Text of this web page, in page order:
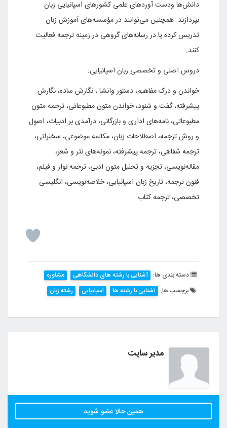
دانش‌ها ودست آورد‌های علمی کشورهای اسپانیایی زبان
بپردازند. همچنین می‌توانند در مؤسسه‌های آموزش زبان
تدریس کرده یا در رسانه‌های گروهی در زمینه ترجمه فعالیت
کنند.
دروس اصلی و تخصصی زبان اسپانیایی:
خواندن و درک مفاهیم، دستور وانشا ، نگارش ساده، نگارش
پیشرفته، گفت و شنود، خواندن متون مطبوعاتی، ترجمه متون
مطبوعاتی، نامه‌های اداری و بازرگانی، درآمدی بر ادبیات، اصول
و روش ترجمه، اصطلاحات زبان، مکالمه موضوعی، سخنرانی،
ترجمه شفاهی، ترجمه پیشرفته، نمونه‌های نثر و شعر،
مقاله‌نویسی، تجزیه و تحلیل متون ادبی، ترجمه نوار و فیلم،
فنون ترجمه، تاریخ زبان اسپانیایی، خلاصه‌نویسی، انگلیسی
تخصصی، ترجمه کتاب
دسته بندی ها: آشنایی با رشته های دانشگاهی
مشاوره
برچسب ها: آشنایی با رشته ها اسپانیایی رشته زبان
مدیر سایت
همین حالا عضو شوید